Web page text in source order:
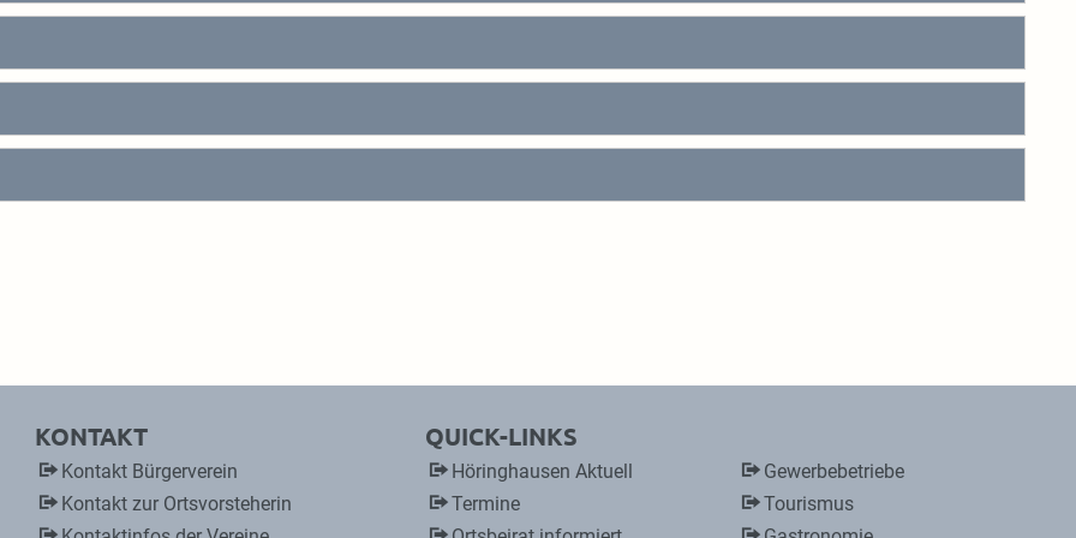
KONTAKT
Kontakt Bürgerverein
Kontakt zur Ortsvorsteherin
QUICK-LINKS
Höringhausen Aktuell
Termine
Gewerbebetriebe
Tourismus